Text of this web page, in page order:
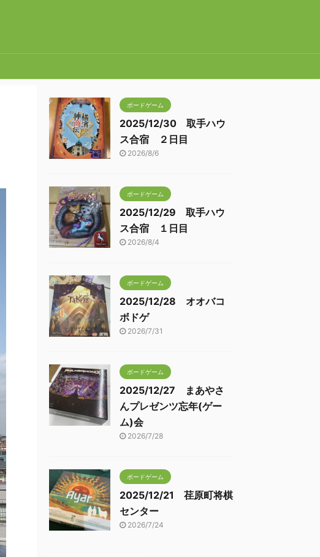
ボードゲーム
2025/12/30 取手ハウ
ス合宿 ２日目
2026/8/6
ボードゲーム
2025/12/29 取手ハウ
ス合宿 １日目
2026/8/4
ボードゲーム
2025/12/28 オオバコ
ボドゲ
2026/7/31
ボードゲーム
2025/12/27 まあやさ
んプレゼンツ忘年(ゲー
ム)会
2026/7/28
ボードゲーム
2025/12/21 荏原町将棋
センター
2026/7/24